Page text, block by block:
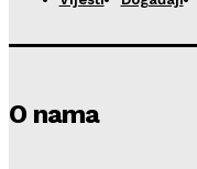
O nama